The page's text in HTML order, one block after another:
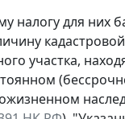
налогу для них
участка,